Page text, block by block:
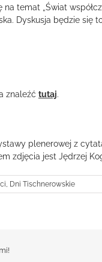
na temat „Świat
Dyskusja będzie się
znaleźć tutaj.
plenerowej z
zdjęcia jest Jędrzej
, Dni Tischnerowskie